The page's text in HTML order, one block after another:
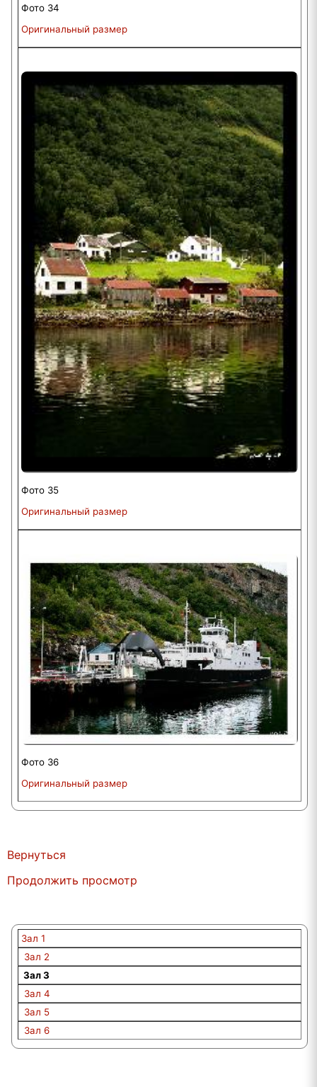
Фото 34
Оригинальный размер
Фото 35
Оригинальный размер
Фото 36
Оригинальный размер
Вернуться
Продолжить просмотр
Зал 1
Зал 2
Зал 3
Зал 4
Зал 5
Зал 6